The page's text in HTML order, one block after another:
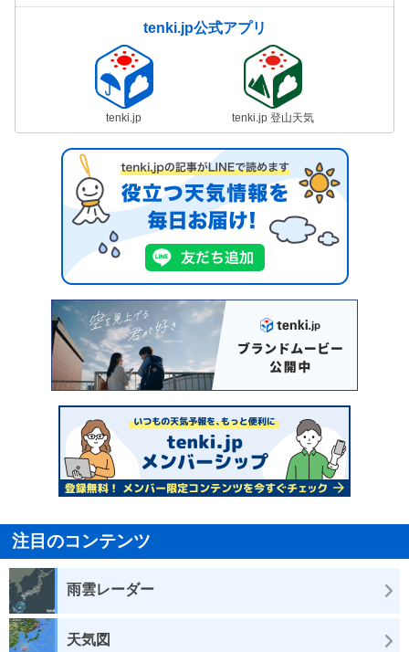
tenki.jp公式アプリ
tenki.jp tenki.jp 登山天気
注目のコンテンツ
雨雲レーダー
天気図